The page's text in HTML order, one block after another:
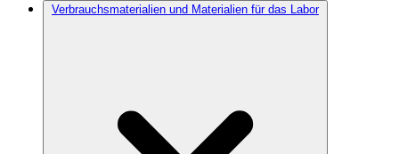
Verbrauchsmaterialien und Materialien für das Labor